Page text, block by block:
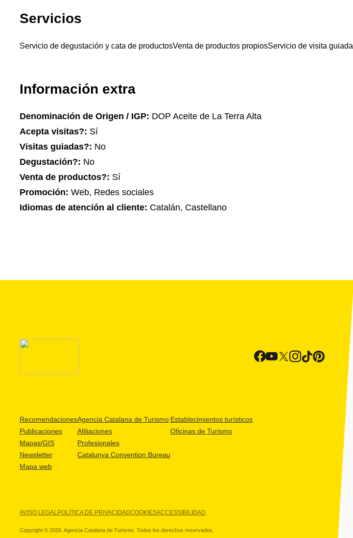
Servicios
Servicio de degustación y cata de productosVenta de productos propiosServicio de visita guiada
Información extra
Denominación de Origen / IGP: DOP Aceite de La Terra Alta
Acepta visitas?: Sí
Visitas guiadas?: No
Degustación?: No
Venta de productos?: Sí
Promoción: Web, Redes sociales
Idiomas de atención al cliente: Catalán, Castellano
Recomendaciones
Publicaciones
Mapas/GIS
Newsletter
Mapa web
Agencia Catalana de Turismo
Afiliaciones
Profesionales
Catalunya Convention Bureau
Establecimientos turísticos
Oficinas de Turismo
AVISO LEGALPOLÍTICA DE PRIVACIDADCOOKIESACCESSIBILIDAD
Copyright © 2026. Agencia Catalana de Turismo. Todos los derechos reservados.